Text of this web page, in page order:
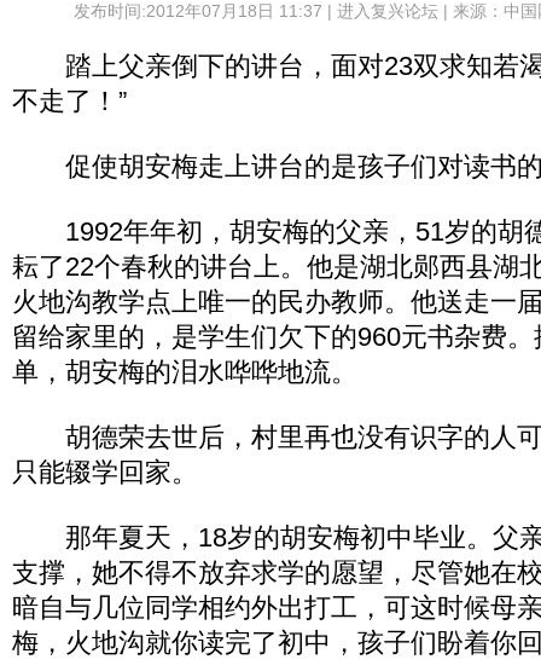
发布时间:2012年07月18日 11:37 | 进入复兴论坛| 来源：中
踏上父亲倒下的讲台，面对23双求知若渴
不走了！”
促使胡安梅走上讲台的是孩子们对读书
1992年年初，胡安梅的父亲，51岁的胡
耘了22个春秋的讲台上。他是湖北郧西县湖
火地沟教学点上唯一的民办教师。他送走一
留给家里的，是学生们欠下的960元书杂费
单，胡安梅的泪水哗哗地流。
胡德荣去世后，村里再也没有识字的人
只能辍学回家。
那年夏天，18岁的胡安梅初中毕业。父
支撑，她不得不放弃求学的愿望，尽管她在
暗自与几位同学相约外出打工，可这时候母
梅，火地沟就你读完了初中，孩子们盼着你